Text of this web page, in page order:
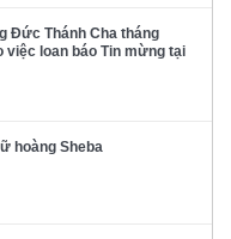
Đức Thánh Cha tháng
việc loan báo Tin mừng tại
hoàng Sheba